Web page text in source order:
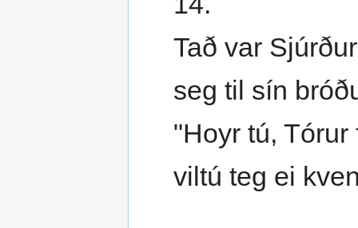
Tað var
seg til sín
"Hoyr tú,
viltú teg ei